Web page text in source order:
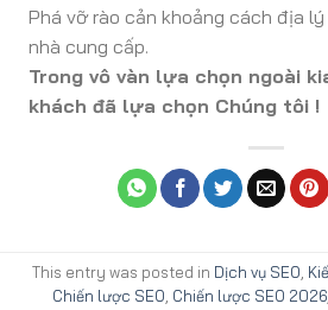
Phá vỡ rào cản khoảng cách địa
nhà cung cấp.
Trong vô vàn lựa chọn ngoài
khách đã lựa chọn Chúng tôi !
This entry was posted in Dịch vụ SEO,
Chiến lược SEO, Chiến lược SEO 2026,